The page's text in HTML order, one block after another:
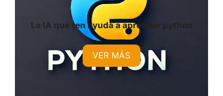
La IA que ten ayuda a aprender python
VER MÁS